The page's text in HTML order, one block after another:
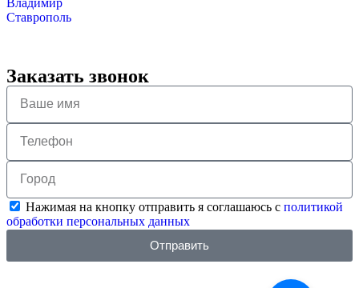
Ставрополь
Заказать звонок
Нажимая на кнопку отправить я соглашаюсь с политикой
обработки персональных данных
Отправить